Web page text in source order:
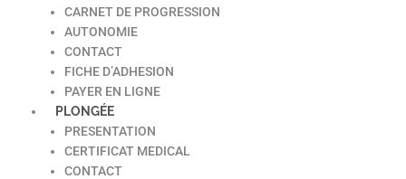
CARNET DE PROGRESSION
AUTONOMIE
CONTACT
FICHE D’ADHESION
PAYER EN LIGNE
PLONGÉE
PRESENTATION
CERTIFICAT MEDICAL
CONTACT